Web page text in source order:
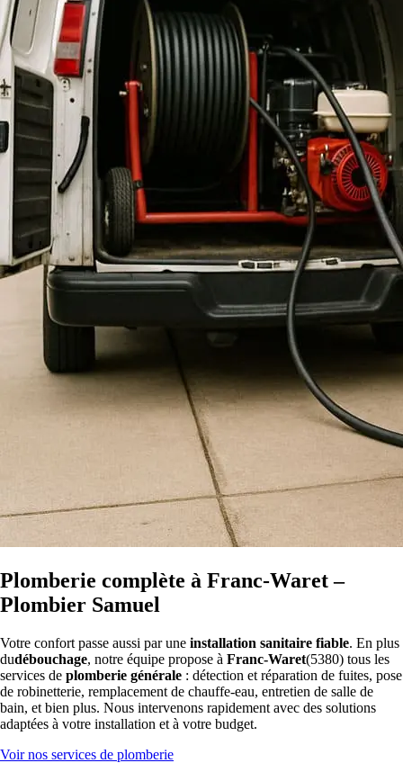
Plomberie complète à Franc-Waret –
Plombier Samuel
Votre confort passe aussi par une installation sanitaire fiable. En plus
dudébouchage, notre équipe propose à Franc-Waret(5380) tous les
services de plomberie générale : détection et réparation de fuites, pose
de robinetterie, remplacement de chauffe-eau, entretien de salle de
bain, et bien plus. Nous intervenons rapidement avec des solutions
adaptées à votre installation et à votre budget.
Voir nos services de plomberie